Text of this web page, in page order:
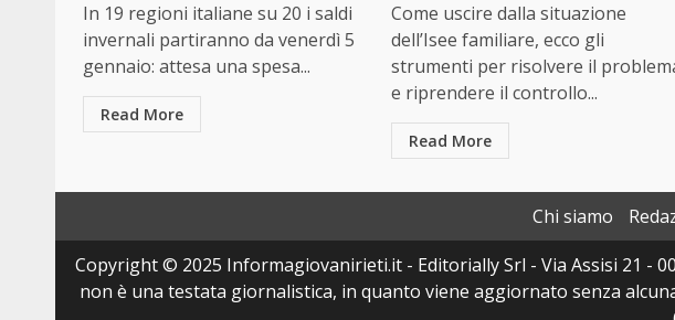
In 19 regioni italiane su 20 i saldi
invernali partiranno da venerdì 5
gennaio: attesa una spesa...
Read More
Come uscire dalla situazione
dell’Isee familiare, ecco gli
strumenti per risolvere il
e riprendere il controllo...
Read More
Chi siamo
Copyright © 2025 Informagiovanirieti.it - Editorially Srl - Via Assisi 21 -
non è una testata giornalistica, in quanto viene aggiornato senza